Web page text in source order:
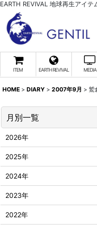
EARTH REVIVAL 地球再生アイテ
ITEM EARTH REVIVAL MEDIA
HOME > DIARY > 2007年9月 > 鷲
月別一覧
2026年
2025年
2024年
2023年
2022年